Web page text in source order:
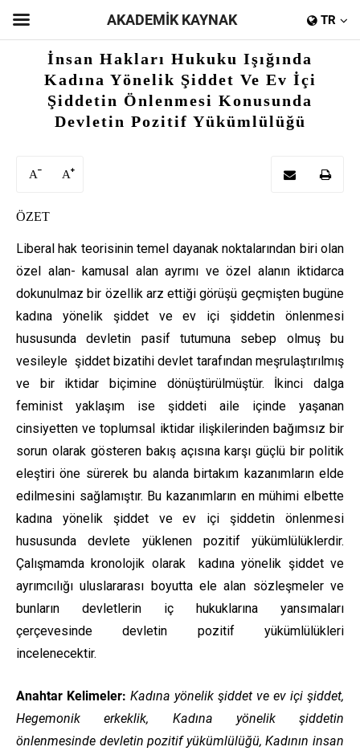
İnsan Hakları Hukuku Işığında
Kadına Yönelik Şiddet Ve Ev İçi
Şiddetin Önlenmesi Konusunda
Devletin Pozitif Yükümlülüğü
A A
ÖZET
Liberal hak teorisinin temel dayanak noktalarından biri olan
özel alan- kamusal alan ayrımı ve özel alanın iktidarca
dokunulmaz bir özellik arz ettiği görüşü geçmişten bugüne
kadına yönelik şiddet ve ev içi şiddetin önlenmesi
hususunda devletin pasif tutumuna sebep olmuş bu
vesileyle şiddet bizatihi devlet tarafından meşrulaştırılmış
ve bir iktidar biçimine dönüştürülmüştür. İkinci dalga
feminist yaklaşım ise şiddeti aile içinde yaşanan
cinsiyetten ve toplumsal iktidar ilişkilerinden bağımsız bir
sorun olarak gösteren bakış açısına karşı güçlü bir politik
eleştiri öne sürerek bu alanda birtakım kazanımların elde
edilmesini sağlamıştır. Bu kazanımların en mühimi elbette
kadına yönelik şiddet ve ev içi şiddetin önlenmesi
hususunda devlete yüklenen pozitif yükümlülüklerdir.
Çalışmamda kronolojik olarak kadına yönelik şiddet ve
ayrımcılığı uluslararası boyutta ele alan sözleşmeler ve
bunların devletlerin iç hukuklarına yansımaları
çerçevesinde devletin pozitif yükümlülükleri
incelenecektir.
Anahtar Kelimeler: Kadına yönelik şiddet ve ev içi şiddet,
Hegemonik erkeklik, Kadına yönelik şiddetin
önlenmesinde devletin pozitif yükümlülüğü, Kadının insan
AKADEMİK KAYNAK TR